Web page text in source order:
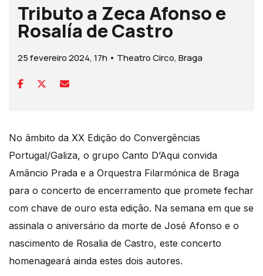
Tributo a Zeca Afonso e
Rosalía de Castro
25 fevereiro 2024, 17h • Theatro Circo, Braga
No âmbito da XX Edição do Convergências
Portugal/Galiza, o grupo Canto D’Aqui convida
Amâncio Prada e a Orquestra Filarmónica de Braga
para o concerto de encerramento que promete fechar
com chave de ouro esta edição. Na semana em que se
assinala o aniversário da morte de José Afonso e o
nascimento de Rosalia de Castro, este concerto
homenageará ainda estes dois autores.